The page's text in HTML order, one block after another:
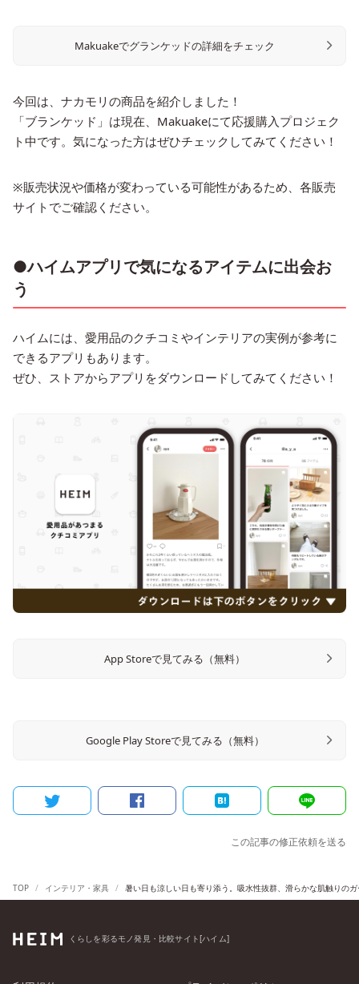
Makuakeでグランケッドの詳細をチェック
今回は、ナカモリの商品を紹介しました！
「ブランケッド」は現在、Makuakeにて応援購入プロジェク
ト中です。気になった方はぜひチェックしてみてください！
※販売状況や価格が変わっている可能性があるため、各販売
サイトでご確認ください。
●ハイムアプリで気になるアイテムに出会お
う
ハイムには、愛用品のクチコミやインテリアの実例が参考に
できるアプリもあります。
ぜひ、ストアからアプリをダウンロードしてみてください！
App Storeで見てみる（無料）
Google Play Storeで見てみる（無料）
この記事の修正依頼を送る
TOP インテリア・家具 暑い日も涼しい日も寄り添う。吸水性抜群、滑らかな肌触りの
くらしを彩るモノ発見・比較サイト[ハイム]